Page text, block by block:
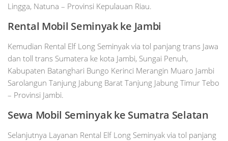
Lingga, Natuna – Provinsi Kepulauan Riau.
Rental Mobil Seminyakke Jambi
Kemudian Rental Elf Long Seminyak via tol panjang trans Jawa
dan toll trans Sumatera ke kota Jambi, Sungai Penuh,
Kabupaten Batanghari Bungo Kerinci Merangin Muaro Jambi
Sarolangun Tanjung Jabung Barat Tanjung Jabung Timur Tebo
– Provinsi Jambi.
Sewa Mobil Seminyak ke Sumatra Selatan
Selanjutnya Layanan Rental Elf Long Seminyak via tol panjang